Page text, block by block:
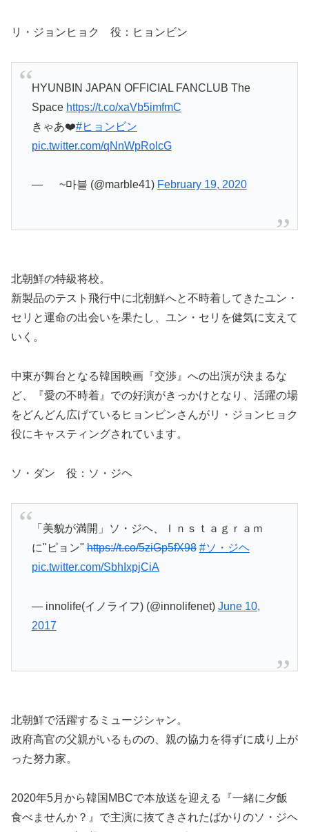
リ・ジョンヒョク 役：ヒョンビン
HYUNBIN JAPAN OFFICIAL FANCLUB The
Space https://t.co/xaVb5imfmC
きゃあ❤️#ヒョンビン
pic.twitter.com/qNnWpRolcG
— ‌‌‌‌‌ ~마블 (@marble41) February 19, 2020
北朝鮮の特級将校。
新製品のテスト飛行中に北朝鮮へと不時着してきたユン・
セリと運命の出会いを果たし、ユン・セリを健気に支えて
いく。
中東が舞台となる韓国映画『交渉』への出演が決まるな
ど、『愛の不時着』での好演がきっかけとなり、活躍の場
をどんどん広げているヒョンビンさんがリ・ジョンヒョク
役にキャスティングされています。
ソ・ダン 役：ソ・ジヘ
「美貌が満開」ソ・ジヘ、Ｉｎｓｔａｇｒａｍ
に"ピョン"https://t.co/5ziGp5fX98 #ソ・ジヘ
pic.twitter.com/SbhIxpjCiA
— innolife(イノライフ) (@innolifenet) June 10,
2017
北朝鮮で活躍するミュージシャン。
政府高官の父親がいるものの、親の協力を得ずに成り上が
った努力家。
2020年5月から韓国MBCで本放送を迎える『一緒に夕飯
食べませんか？』で主演に抜てきされたばかりのソ・ジヘ